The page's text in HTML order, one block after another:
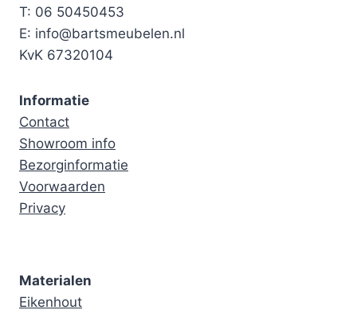
T: 06 50450453
E: info@bartsmeubelen.nl
KvK 67320104
Informatie
Contact
Showroom info
Bezorginformatie
Voorwaarden
Privacy
Materialen
Eikenhout